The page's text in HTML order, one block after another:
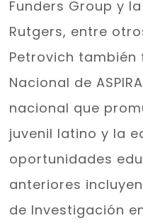
Funders Group y
Rutgers, entre
Petrovich también
Nacional de
nacional que
juvenil latino y la
oportunidades
anteriores
de Investigación